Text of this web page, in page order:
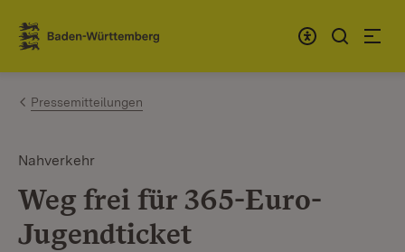
Zum Inhalt springen
Link zur Startseite
Pressemitteilungen
Nahverkehr
Weg frei für 365-Euro-
Jugendticket